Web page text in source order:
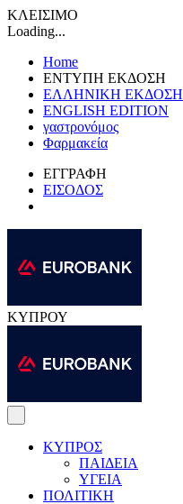
ΚΛΕΙΣΙΜΟ
Loading...
Home
ΕΝΤΥΠΗ ΕΚΔΟΣΗ
ΕΛΛΗΝΙΚΗ ΕΚΔΟΣΗ
ENGLISH EDITION
γαστρονόμος
Φαρμακεία
ΕΓΓΡΑΦΗ
ΕΙΣΟΔΟΣ
ΚΥΠΡΟΥ
ΚΥΠΡΟΣ
ΠΑΙΔΕΙΑ
ΥΓΕΙΑ
ΠΟΛΙΤΙΚΗ